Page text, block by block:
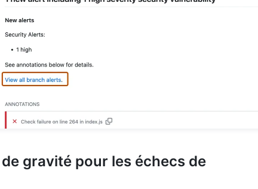
gravité pour les échecs de